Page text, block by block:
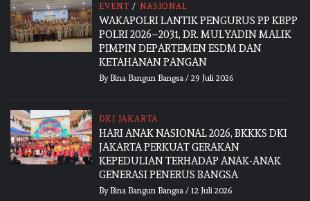
EVENT / NASIONAL
WAKAPOLRI LANTIK PENGURUS PP KBPP
POLRI 2026–2031, DR. MULYADIN MALIK
PIMPIN DEPARTEMEN ESDM DAN
KETAHANAN PANGAN
By Bina Bangun Bangsa/ 29 Juli 2026
DKI JAKARTA
HARI ANAK NASIONAL 2026, BKKKS DKI
JAKARTA PERKUAT GERAKAN
KEPEDULIAN TERHADAP ANAK-ANAK
GENERASI PENERUS BANGSA
By Bina Bangun Bangsa/ 12 Juli 2026